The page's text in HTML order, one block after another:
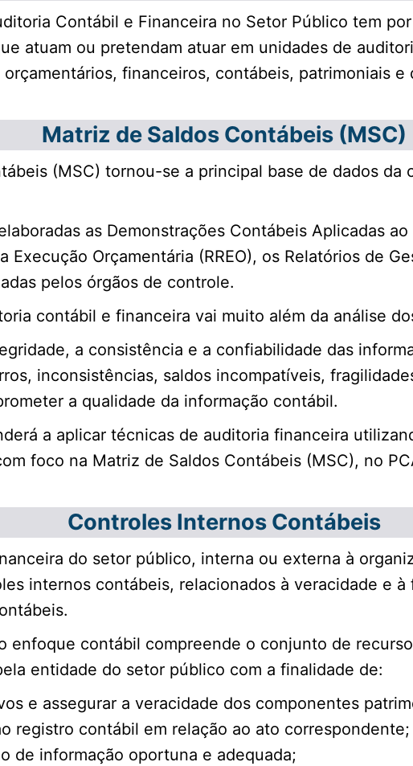
Contábil e Financeira no Setor Público tem
atuam ou pretendam atuar em unidades de
financeiros, contábeis, patrimoniais
Matriz de Saldos Contábeis (MSC)
(MSC) tornou-se a principal base de dados da
as Demonstrações Contábeis Aplicadas
Execução Orçamentária (RREO), os Relatórios de
pelos órgãos de controle.
contábil e financeira vai muito além da análise
a consistência e a confiabilidade das
inconsistências, saldos incompatíveis,
a qualidade da informação contábil.
a aplicar técnicas de auditoria financeira
foco na Matriz de Saldos Contábeis (MSC), no
Controles Internos Contábeis
do setor público, interna ou externa à
internos contábeis, relacionados à veracidade e
enfoque contábil compreende o conjunto de
entidade do setor público com a finalidade de:
e assegurar a veracidade dos componentes
registro contábil em relação ao ato correspondente;
de informação oportuna e adequada;